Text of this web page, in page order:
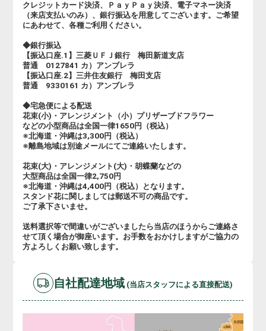
クレジットカード決済、ＰａｙＰａｙ決済、電子マネー決済
（来店支払いのみ）、銀行振込を用意してございます。ご希望
にあわせて、各種ご利用ください。
◆銀行振込
【振込口座.1】三菱ＵＦＪ銀行 梅田新道支店
普通 0127841 カ）アンブレラ
【振込口座.2】三井住友銀行 梅田支店
普通 9330161 カ）アンブレラ
◆宅急便による配送
花束(小)・アレンジメント（小）プリザーブドフラワー
などの小型商品は全国一律1650円（税込）
※北海道・沖縄は3,300円（税込）
※離島地域は別途メールにてご連絡いたします。
花束(大)・アレンジメント(大)・胡蝶蘭などの
大型商品は全国一律2,750円
※北海道・沖縄は4,400円（税込）となります。
スタンド花に関しましては郵送不可の商品です。
ご了承下さいませ。
送料選択等で間違いがございましたら当店のほうからご連絡さ
せて頂く場合が御座います。お手数をおかけしますがご協力の
方よろしくお願い致します。
自社配達地域 (当店スタッフによる直接配送)